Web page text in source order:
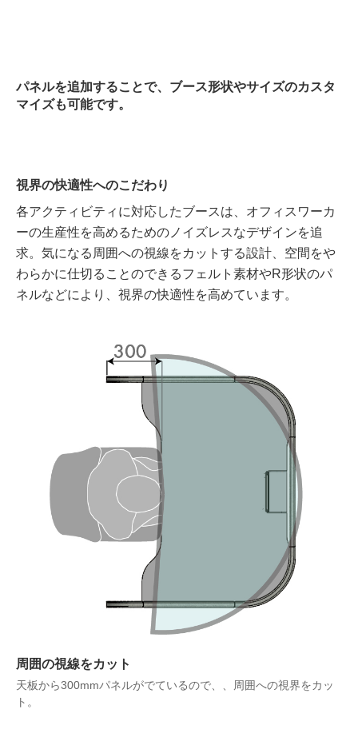
パネルを追加することで、ブース形状やサイズのカスタ
マイズも可能です。
視界の快適性へのこだわり
各アクティビティに対応したブースは、オフィスワーカ
ーの生産性を高めるためのノイズレスなデザインを追
求。気になる周囲への視線をカットする設計、空間をや
わらかに仕切ることのできるフェルト素材やR形状のパ
ネルなどにより、視界の快適性を高めています。
周囲の視線をカット
天板から300mmパネルがでているので、、周囲への視界をカッ
ト。